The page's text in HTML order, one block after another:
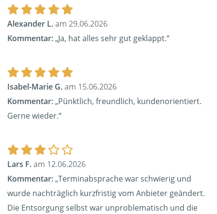
Alexander L.am 29.06.2026
Kommentar:„Ja, hat alles sehr gut geklappt.“
Isabel-Marie G.am 15.06.2026
Kommentar:„Pünktlich, freundlich, kundenorientiert.
Gerne wieder.“
Lars F.am 12.06.2026
Kommentar:„Terminabsprache war schwierig und
wurde nachträglich kurzfristig vom Anbieter geändert.
Die Entsorgung selbst war unproblematisch und die